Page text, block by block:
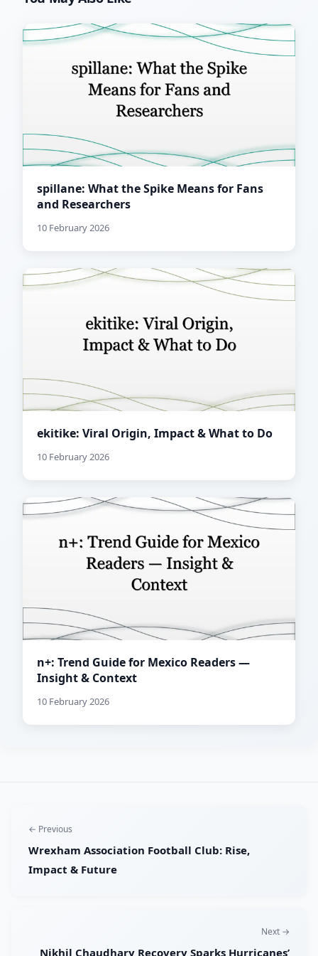
spillane: What the Spike Means for Fans
and Researchers
10 February 2026
ekitike: Viral Origin, Impact & What to Do
10 February 2026
n+: Trend Guide for Mexico Readers —
Insight & Context
10 February 2026
← Previous
Wrexham Association Football Club: Rise,
Impact & Future
Next →
Nikhil Chaudhary Recovery Sparks Hurricanes’